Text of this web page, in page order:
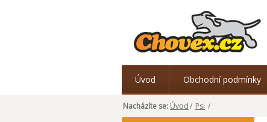
Úvod Obchodní podmínky
Nacházíte se: Úvod/ Psi /